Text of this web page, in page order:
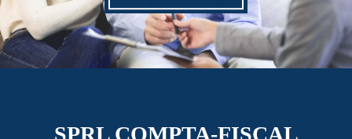
SPRL COMPTA-FISCAL